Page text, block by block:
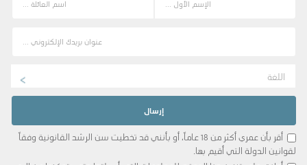
اللغة
أقر بأن عمري أكثر من 18 عاماً، أو بأنني قد تخطيت سن الرشد القانونية وفقاً
لقوانين الدولة التي أقيم بها.